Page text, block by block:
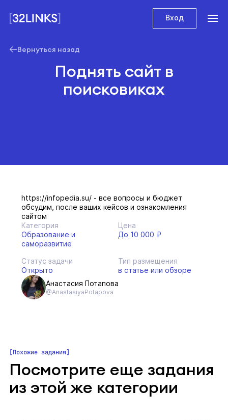
Вход
Вернуться назад
Поднять сайт в
поисковиках
https://infopedia.su/ - все вопросы и бюджет
обсудим, после ваших кейсов и ознакомления
сайтом
Категория
Образование и
саморазвитие
Цена
До 10 000 ₽
Статус задачи
Открыто
Тип размещения
в статье или обзоре
Анастасия Потапова
@AnastasiyaPotapova
Похожие задания
Посмотрите еще задания
из этой же категории